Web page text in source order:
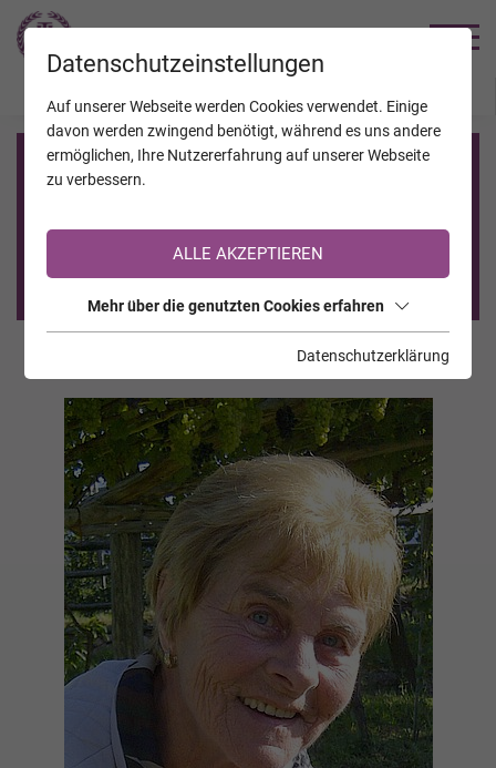
Registrierung auf TrauerHilfe.it
Sie sind noch nicht auf TrauerHilfe.it registriert?
>> zur kostenlosen Registrierung <<
Datenschutzeinstellungen
Auf unserer Webseite werden Cookies verwendet. Einige
davon werden zwingend benötigt, während es uns andere
ermöglichen, Ihre Nutzererfahrung auf unserer Webseite
zu verbessern.
ALLE AKZEPTIEREN
Mehr über die genutzten Cookies erfahren
Datenschutzerklärung
JAHRESTAGE KALENDER VERSTORBENE